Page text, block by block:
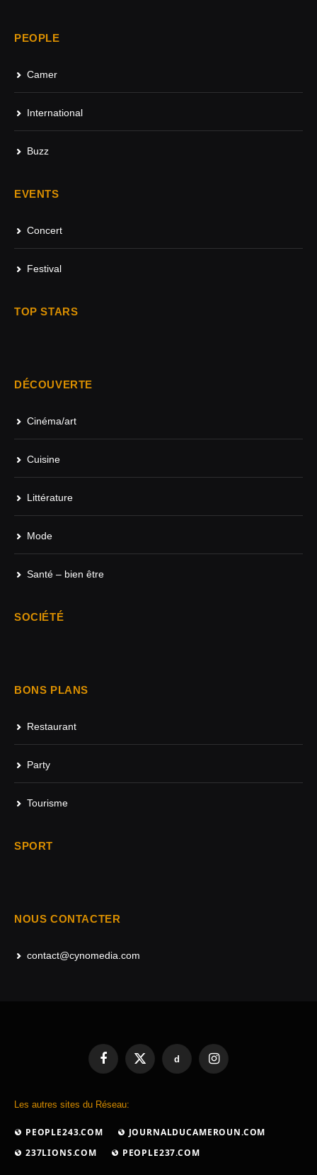
PEOPLE
Camer
International
Buzz
EVENTS
Concert
Festival
TOP STARS
DÉCOUVERTE
Cinéma/art
Cuisine
Littérature
Mode
Santé – bien être
SOCIÉTÉ
BONS PLANS
Restaurant
Party
Tourisme
SPORT
NOUS CONTACTER
contact@cynomedia.com
FacebookX
d
Instagram
Les autres sites du Réseau:
PEOPLE243.COM
JOURNALDUCAMEROUN.COM
237LIONS.COM
PEOPLE237.COM